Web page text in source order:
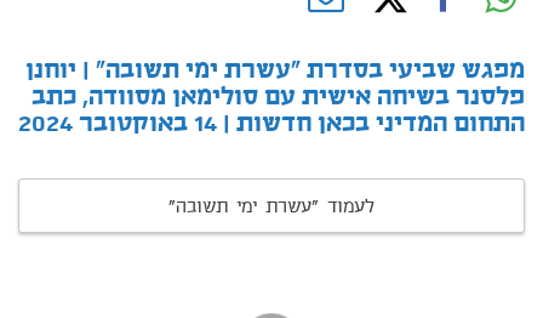
מפגש שביעי בסדרת "עשרת ימי תשובה" | יוחנן
פלסנר בשיחה אישית עם סולימאן מסוודה, כתב
התחום המדיני בכאן חדשות | 14 באוקטובר 2024
לעמוד "עשרת ימי תשובה"